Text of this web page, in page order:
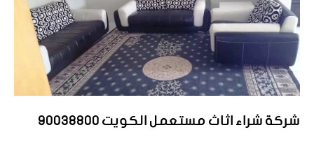
شركة شراء اثاث مستعمل الكويت 90038800